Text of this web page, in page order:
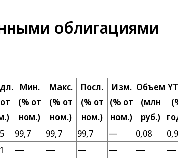
облигациями
Мин.
(% от
ном.)
Макс.
(% от
ном.)
Посл.
(% от
ном.)
Изм.
(% от
ном.)
Объем
(млн
руб.)
99,7 99,7 99,7 — 0,08
— — — — —
—